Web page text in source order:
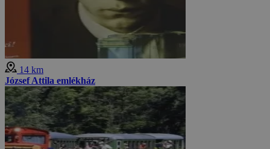
14 km
József Attila emlékház